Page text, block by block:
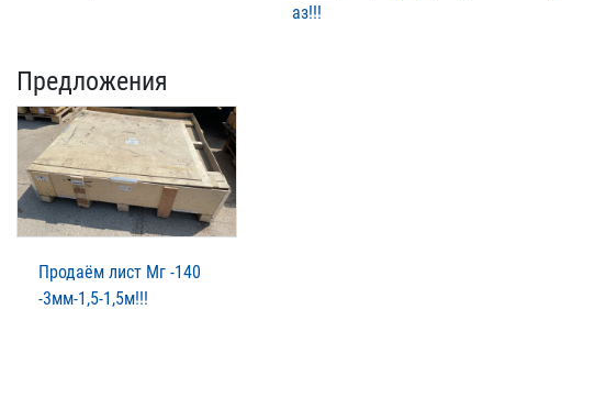
аз!!!
Предложения
Продаём лист Мг -140
-3мм-1,5-1,5м!!!